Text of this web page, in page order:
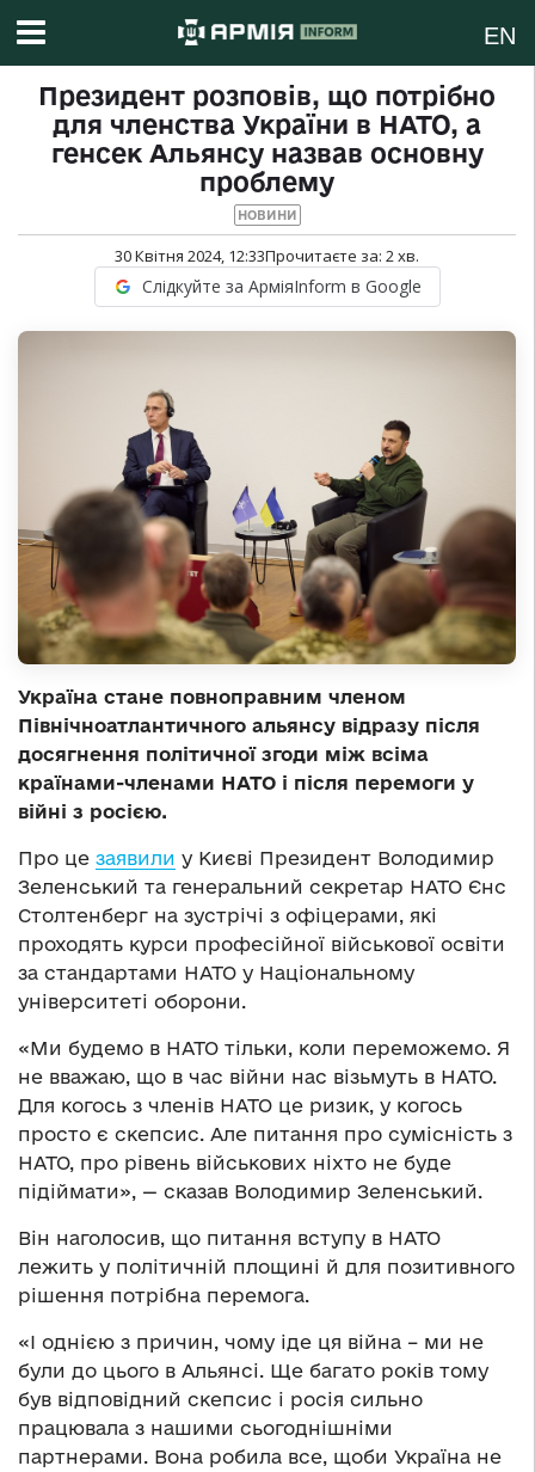
EN
Президент розповів, що потрібно
для членства України в НАТО, а
генсек Альянсу назвав основну
проблему
НОВИНИ
30 Квітня 2024, 12:33Прочитаєте за: 2хв.
Слідкуйте за АрміяInform в Google
Україна стане повноправним членом
Північноатлантичного альянсу відразу після
досягнення політичної згоди між всіма
країнами-членами НАТО і після перемоги у
війні з росією.
Про це заявили у Києві Президент Володимир
Зеленський та генеральний секретар НАТО Єнс
Столтенберг на зустрічі з офіцерами, які
проходять курси професійної військової освіти
за стандартами НАТО у Національному
університеті оборони.
«Ми будемо в НАТО тільки, коли переможемо. Я
не вважаю, що в час війни нас візьмуть в НАТО.
Для когось з членів НАТО це ризик, у когось
просто є скепсис. Але питання про сумісність з
НАТО, про рівень військових ніхто не буде
підіймати», — сказав Володимир Зеленський.
Він наголосив, що питання вступу в НАТО
лежить у політичній площині й для позитивного
рішення потрібна перемога.
«І однією з причин, чому іде ця війна – ми не
були до цього в Альянсі. Ще багато років тому
був відповідний скепсис і росія сильно
працювала з нашими сьогоднішніми
партнерами. Вона робила все, щоби Україна не